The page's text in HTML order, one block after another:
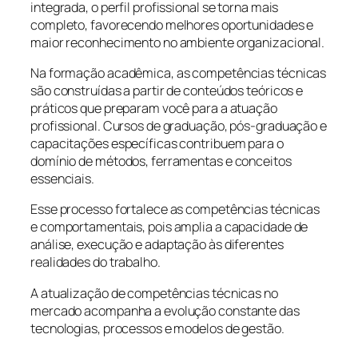
integrada, o perfil profissional se torna mais
completo, favorecendo melhores oportunidades e
maior reconhecimento no ambiente organizacional.
Na formação acadêmica, as competências técnicas
são construídas a partir de conteúdos teóricos e
práticos que preparam você para a atuação
profissional. Cursos de graduação, pós-graduação e
capacitações específicas contribuem para o
domínio de métodos, ferramentas e conceitos
essenciais.
Esse processo fortalece as competências técnicas
e comportamentais, pois amplia a capacidade de
análise, execução e adaptação às diferentes
realidades do trabalho.
A atualização de competências técnicas no
mercado acompanha a evolução constante das
tecnologias, processos e modelos de gestão.